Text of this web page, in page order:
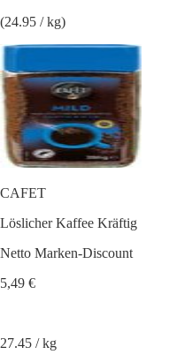
(24.95 / kg)
CAFET
Löslicher Kaffee Kräftig
Netto Marken-Discount
5,49 €
27.45 / kg